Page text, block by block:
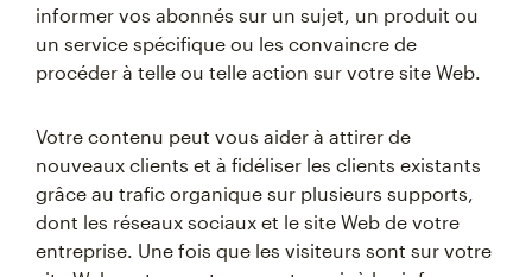
informer vos abonnés sur un sujet, un produit ou
un service spécifique ou les convaincre de
procéder à telle ou telle action sur votre site Web.
Votre contenu peut vous aider à attirer de
nouveaux clients et à fidéliser les clients existants
grâce au trafic organique sur plusieurs supports,
dont les réseaux sociaux et le site Web de votre
entreprise. Une fois que les visiteurs sont sur votre